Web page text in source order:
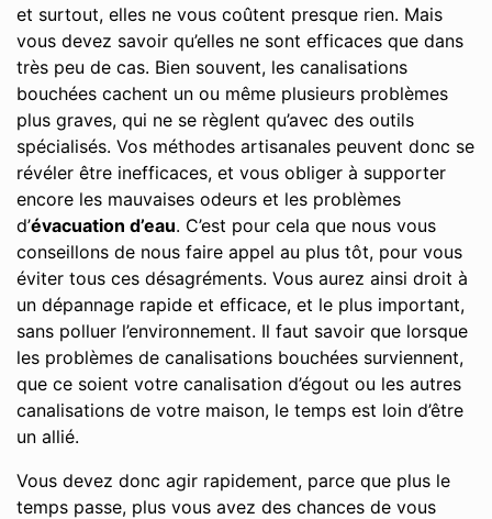
et surtout, elles ne vous coûtent presque rien. Mais
vous devez savoir qu’elles ne sont efficaces que dans
très peu de cas. Bien souvent, les canalisations
bouchées cachent un ou même plusieurs problèmes
plus graves, qui ne se règlent qu’avec des outils
spécialisés. Vos méthodes artisanales peuvent donc se
révéler être inefficaces, et vous obliger à supporter
encore les mauvaises odeurs et les problèmes
d’évacuation d’eau. C’est pour cela que nous vous
conseillons de nous faire appel au plus tôt, pour vous
éviter tous ces désagréments. Vous aurez ainsi droit à
un dépannage rapide et efficace, et le plus important,
sans polluer l’environnement. Il faut savoir que lorsque
les problèmes de canalisations bouchées surviennent,
que ce soient votre canalisation d’égout ou les autres
canalisations de votre maison, le temps est loin d’être
un allié.
Vous devez donc agir rapidement, parce que plus le
temps passe, plus vous avez des chances de vous